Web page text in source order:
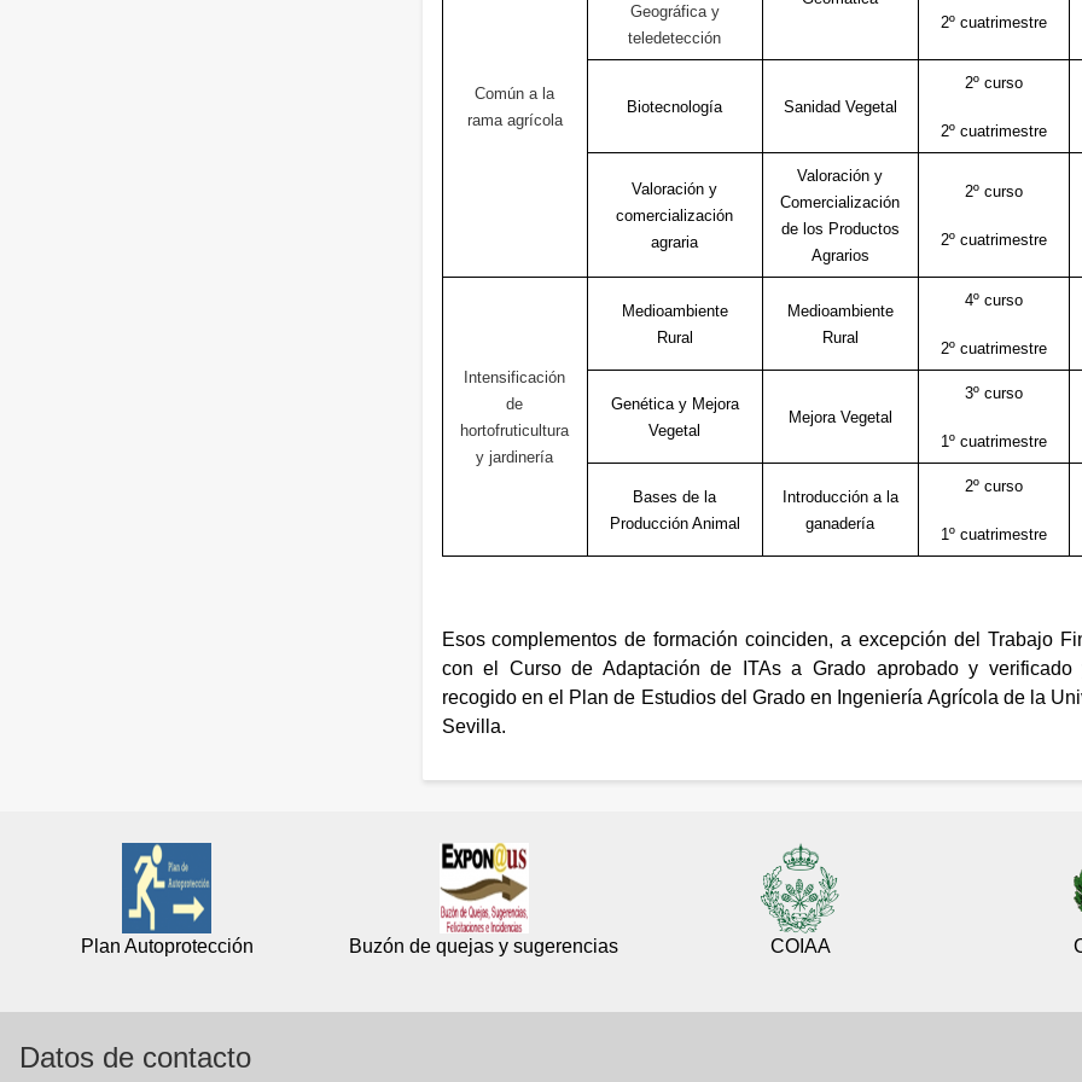
Común a la
rama agrícola
Geográfica y
teledetección
2º cuatrimestre
Biotecnología Sanidad Vegetal
2º curso
2º cuatrimestre
Valoración y
comercialización
agraria
Valoración y
Comercialización
de los Productos
Agrarios
2º curso
2º cuatrimestre
Intensificación
de
hortofruticultura
y jardinería
Medioambiente
Rural
Medioambiente
Rural
4º curso
2º cuatrimestre
Genética y Mejora
Vegetal
Mejora Vegetal
3º curso
1º cuatrimestre
Bases de la
Producción Animal
Introducción a la
ganadería
2º curso
1º cuatrimestre
Esos complementos de formación coinciden, a excepción del Trabajo
con el Curso de Adaptación de ITAs a Grado aprobado y verificado
recogido en el Plan de Estudios del Grado en Ingeniería Agrícola de la
Sevilla.
Plan Autoprotección Buzón de quejas y sugerencias COIAA
Datos de contacto